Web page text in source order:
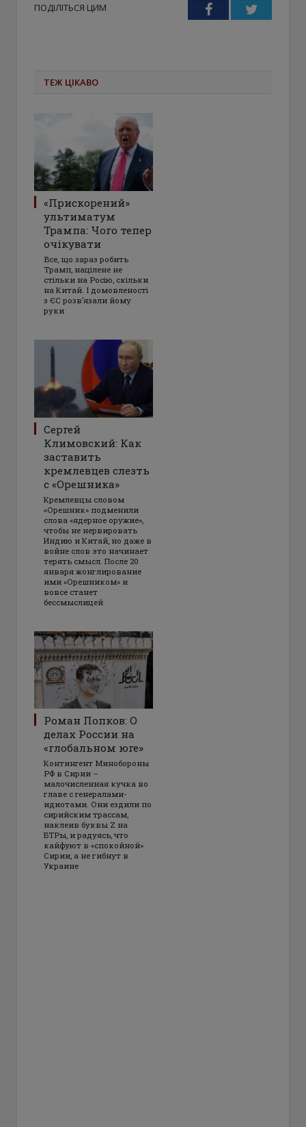
ПОДІЛІТЬСЯ ЦИМ FacebookTwitter
ТЕЖ ЦІКАВО
«Прискорений»
ультиматум
Трампа: Чого тепер
очікувати
Все, що зараз робить
Трамп, націлене не
стільки на Росію, скільки
на Китай. І домовленості
з ЄС розвʼязали йому
руки
Сергей
Климовский: Как
заставить
кремлевцев слезть
с «Орешника»
Кремлевцы словом
«Орешник» подменили
слова «ядерное оружие»,
чтобы не нервировать
Индию и Китай, но даже в
войне слов это начинает
терять смысл. После 20
января жонглирование
ими «Орешником» и
вовсе станет
бессмыслицей
Роман Попков: О
делах России на
«глобальном юге»
Контингент Минобороны
РФ в Сирии –
малочисленная кучка во
главе с генералами-
идиотами. Они ездили по
сирийским трассам,
наклеив буквы Z на
БТРы, и радуясь, что
кайфуют в «спокойной»
Сирии, а не гибнут в
Украине